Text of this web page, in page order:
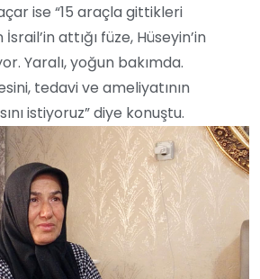
ise “15 araçla gittikleri
attığı füze, Hüseyin’in
Yaralı, yoğun bakımda.
tedavi ve ameliyatının
istiyoruz” diye konuştu.